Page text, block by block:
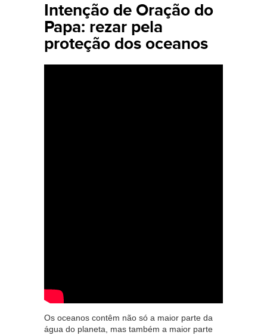
Intenção de Oração do
Papa: rezar pela
proteção dos oceanos
Os oceanos contêm não só a maior parte da
água do planeta, mas também a maior parte